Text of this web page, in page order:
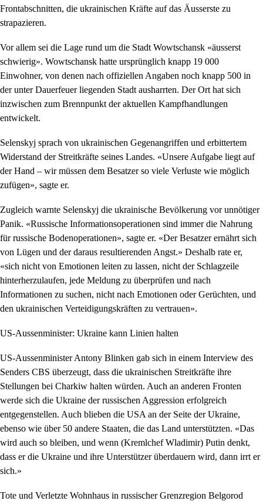
Frontabschnitten, die ukrainischen Kräfte auf das Äusserste zu
strapazieren.
Vor allem sei die Lage rund um die Stadt Wowtschansk «äusserst
schwierig». Wowtschansk hatte ursprünglich knapp 19 000
Einwohner, von denen nach offiziellen Angaben noch knapp 500 in
der unter Dauerfeuer liegenden Stadt ausharrten. Der Ort hat sich
inzwischen zum Brennpunkt der aktuellen Kampfhandlungen
entwickelt.
Selenskyj sprach von ukrainischen Gegenangriffen und erbittertem
Widerstand der Streitkräfte seines Landes. «Unsere Aufgabe liegt auf
der Hand – wir müssen dem Besatzer so viele Verluste wie möglich
zufügen», sagte er.
Zugleich warnte Selenskyj die ukrainische Bevölkerung vor unnötiger
Panik. «Russische Informationsoperationen sind immer die Nahrung
für russische Bodenoperationen», sagte er. «Der Besatzer ernährt sich
von Lügen und der daraus resultierenden Angst.» Deshalb rate er,
«sich nicht von Emotionen leiten zu lassen, nicht der Schlagzeile
hinterherzulaufen, jede Meldung zu überprüfen und nach
Informationen zu suchen, nicht nach Emotionen oder Gerüchten, und
den ukrainischen Verteidigungskräften zu vertrauen».
US-Aussenminister: Ukraine kann Linien halten
US-Aussenminister Antony Blinken gab sich in einem Interview des
Senders CBS überzeugt, dass die ukrainischen Streitkräfte ihre
Stellungen bei Charkiw halten würden. Auch an anderen Fronten
werde sich die Ukraine der russischen Aggression erfolgreich
entgegenstellen. Auch blieben die USA an der Seite der Ukraine,
ebenso wie über 50 andere Staaten, die das Land unterstützten. «Das
wird auch so bleiben, und wenn (Kremlchef Wladimir) Putin denkt,
dass er die Ukraine und ihre Unterstützer überdauern wird, dann irrt er
sich.»
Tote und Verletzte Wohnhaus in russischer Grenzregion Belgorod